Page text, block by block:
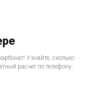
Узнайте, сколько
расчет по телефону: